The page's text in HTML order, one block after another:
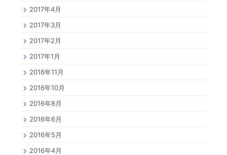
2017年4月
2017年3月
2017年2月
2017年1月
2016年11月
2016年10月
2016年8月
2016年6月
2016年5月
2016年4月